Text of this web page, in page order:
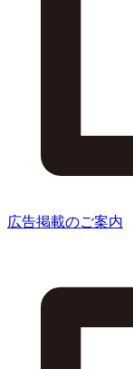
広告掲載のご案内